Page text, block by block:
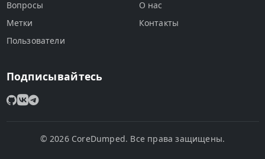
Вопросы
Метки
Пользователи
О нас
Контакты
Подписывайтесь
© 2026 CoreDumped. Все права защищены.